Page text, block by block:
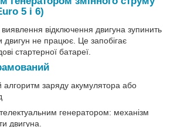
5 і 6)
відключення двигуна зупинить
двигун не працює. Це запобігає
стартерної батареї.
заряду акумулятора або
генератором: механізм
двигуна.